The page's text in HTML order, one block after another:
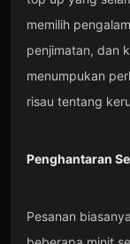
memilih
penjimatan, dan
menumpukan
risau tentang
Penghantaran
Pesanan